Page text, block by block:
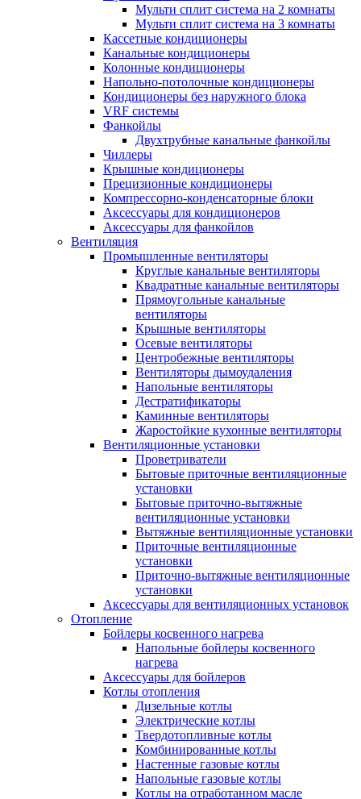
Мульти сплит система на 2 комнаты
Мульти сплит система на 3 комнаты
Кассетные кондиционеры
Канальные кондиционеры
Колонные кондиционеры
Напольно-потолочные кондиционеры
Кондиционеры без наружного блока
VRF системы
Фанкойлы
Двухтрубные канальные фанкойлы
Чиллеры
Крышные кондиционеры
Прецизионные кондиционеры
Компрессорно-конденсаторные блоки
Аксессуары для кондиционеров
Аксессуары для фанкойлов
Вентиляция
Промышленные вентиляторы
Круглые канальные вентиляторы
Квадратные канальные вентиляторы
Прямоугольные канальные
вентиляторы
Крышные вентиляторы
Осевые вентиляторы
Центробежные вентиляторы
Вентиляторы дымоудаления
Напольные вентиляторы
Дестратификаторы
Каминные вентиляторы
Жаростойкие кухонные вентиляторы
Вентиляционные установки
Проветриватели
Бытовые приточные вентиляционные
установки
Бытовые приточно-вытяжные
вентиляционные установки
Вытяжные вентиляционные установки
Приточные вентиляционные
установки
Приточно-вытяжные вентиляционные
установки
Аксессуары для вентиляционных установок
Отопление
Бойлеры косвенного нагрева
Напольные бойлеры косвенного
нагрева
Аксессуары для бойлеров
Котлы отопления
Дизельные котлы
Электрические котлы
Твердотопливные котлы
Комбинированные котлы
Настенные газовые котлы
Напольные газовые котлы
Котлы на отработанном масле